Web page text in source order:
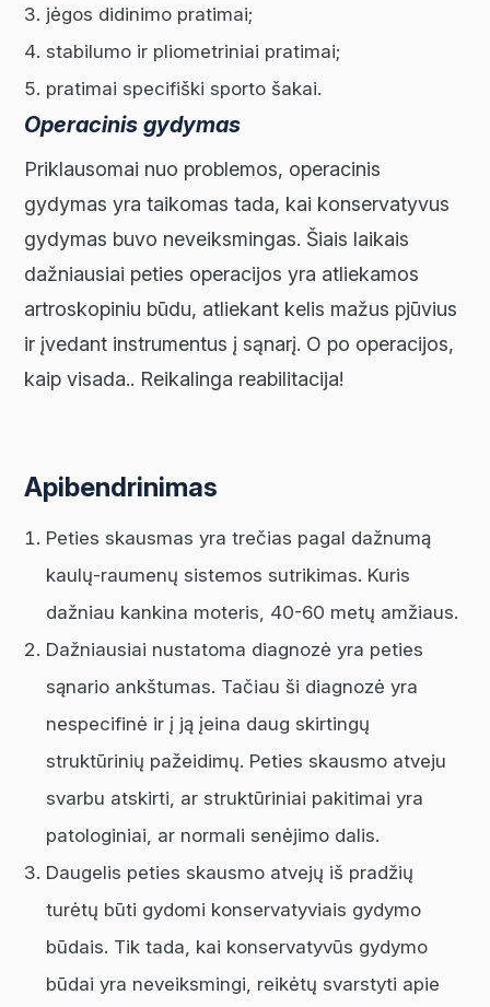
jėgos didinimo pratimai;
stabilumo ir pliometriniai pratimai;
pratimai specifiški sporto šakai.
Operacinis gydymas
Priklausomai nuo problemos, operacinis
gydymas yra taikomas tada, kai konservatyvus
gydymas buvo neveiksmingas. Šiais laikais
dažniausiai peties operacijos yra atliekamos
artroskopiniu būdu, atliekant kelis mažus pjūvius
ir įvedant instrumentus į sąnarį. O po operacijos,
kaip visada.. Reikalinga reabilitacija!
Apibendrinimas
Peties skausmas yra trečias pagal dažnumą
kaulų-raumenų sistemos sutrikimas. Kuris
dažniau kankina moteris, 40-60 metų amžiaus.
Dažniausiai nustatoma diagnozė yra peties
sąnario ankštumas. Tačiau ši diagnozė yra
nespecifinė ir į ją įeina daug skirtingų
struktūrinių pažeidimų. Peties skausmo atveju
svarbu atskirti, ar struktūriniai pakitimai yra
patologiniai, ar normali senėjimo dalis.
Daugelis peties skausmo atvejų iš pradžių
turėtų būti gydomi konservatyviais gydymo
būdais. Tik tada, kai konservatyvūs gydymo
būdai yra neveiksmingi, reikėtų svarstyti apie